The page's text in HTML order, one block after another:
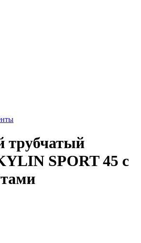
трубчатый
SPORT 45 с